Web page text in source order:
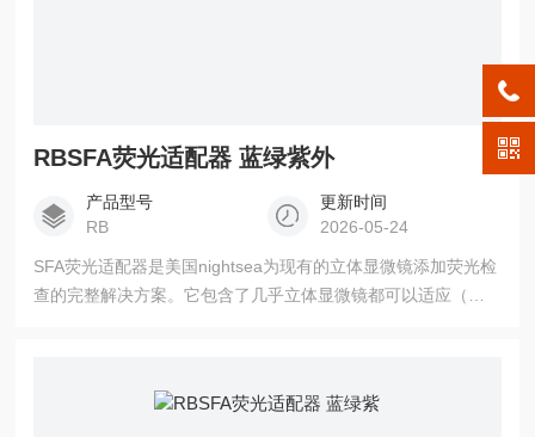
RBSFA荧光适配器 蓝绿紫外
产品型号
RB
更新时间
2026-05-24
SFA荧光适配器是美国nightsea为现有的立体显微镜添加荧光检
查的完整解决方案。它包含了几乎立体显微镜都可以适应（不
有的立体显微镜添加荧光的完整解决方案。